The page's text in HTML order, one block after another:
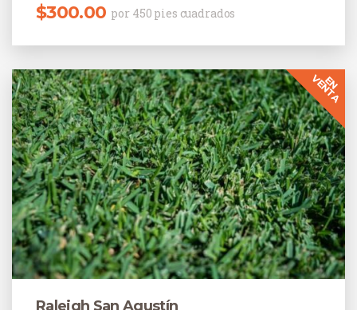
$300.00 por 450 pies cuadrados
Raleigh San Agustín